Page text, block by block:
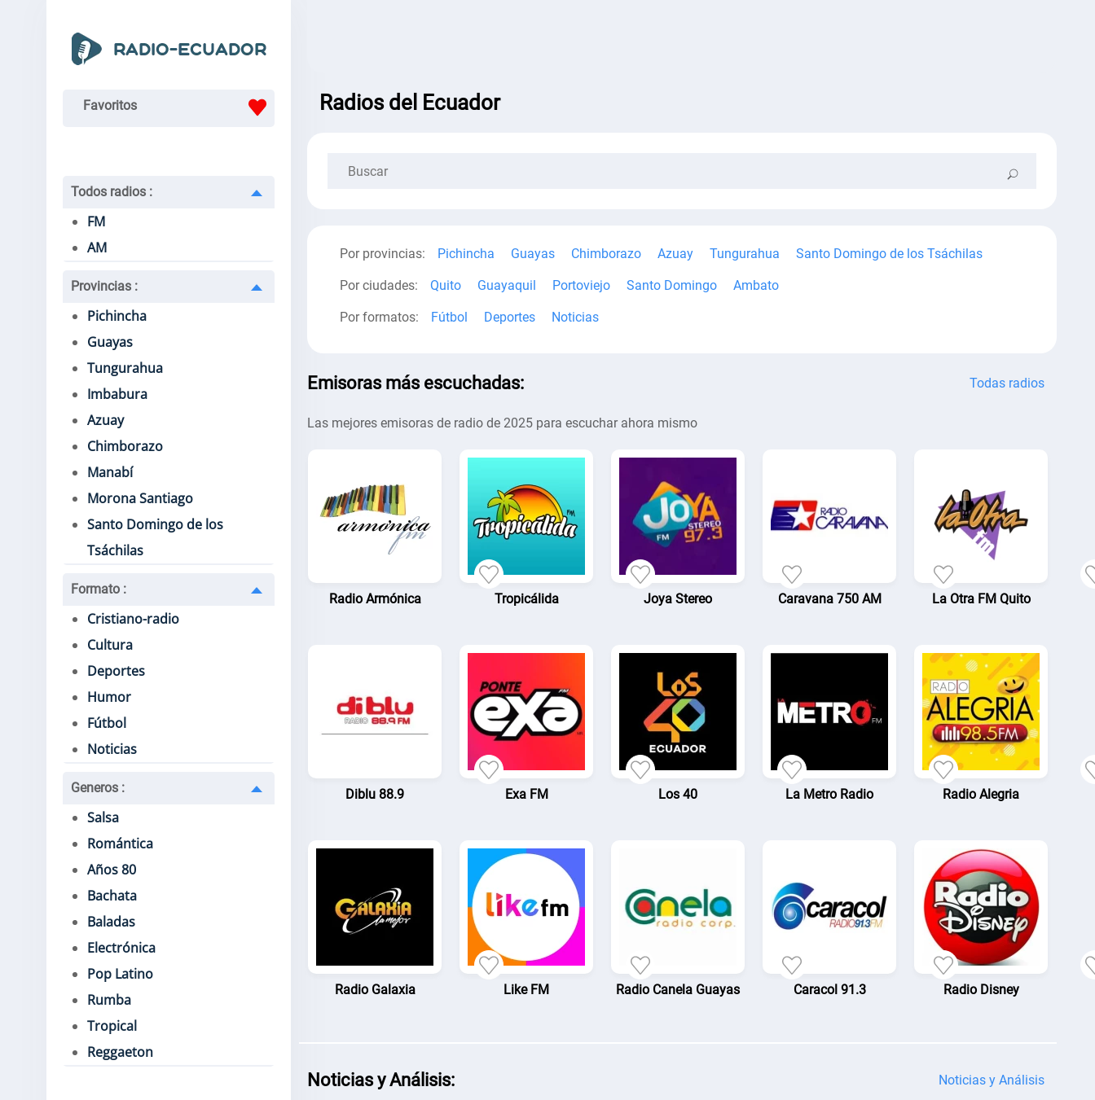
Favoritos
Todos radios :
FM
AM
Provincias :
Pichincha
Guayas
Tungurahua
Imbabura
Azuay
Chimborazo
Manabí
Morona Santiago
Santo Domingo de los
Tsáchilas
Formato :
Cristiano-radio
Cultura
Deportes
Humor
Fútbol
Noticias
Generos :
Salsa
Romántica
Años 80
Bachata
Baladas
Electrónica
Pop Latino
Rumba
Tropical
Reggaeton
Radios del Ecuador
Emisoras más escuchadas: Todas radios
Las mejores emisoras de radio de 2025 para escuchar ahora mismo
Radio Armónica Tropicálida Joya Stereo Caravana 750 AM La Otra FM Quito
Diblu 88.9 Exa FM Los 40 La Metro Radio Radio Alegria
Radio Galaxia Like FM Radio Canela Guayas Caracol 91.3 Radio Disney
Noticias y Análisis: Noticias y Análisis
Por provincias: Pichincha Guayas Chimborazo Azuay Tungurahua Santo Domingo de los Tsáchilas
Por ciudades: Quito Guayaquil Portoviejo Santo Domingo Ambato
Por formatos: Fútbol Deportes Noticias